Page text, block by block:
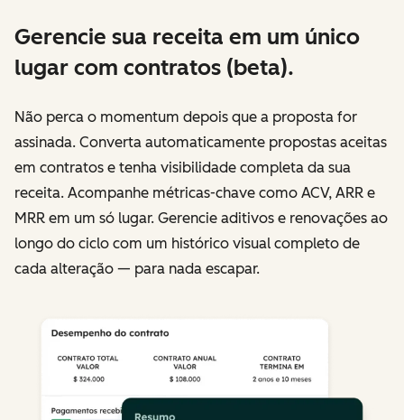
Gerencie sua receita em um único
lugar com contratos (beta).
Não perca o momentum depois que a proposta for
assinada. Converta automaticamente propostas aceitas
em contratos e tenha visibilidade completa da sua
receita. Acompanhe métricas-chave como ACV, ARR e
MRR em um só lugar. Gerencie aditivos e renovações ao
longo do ciclo com um histórico visual completo de
cada alteração — para nada escapar.